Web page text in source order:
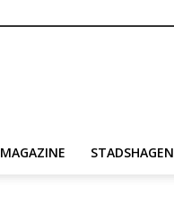
MAGAZINE STADSHAGEN